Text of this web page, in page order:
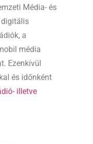
Média- és
digitális
a
média
Ezenkívül
és időnként
illetve